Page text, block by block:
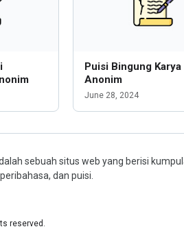
Puisi Bingung Karya
Anonim
June 28, 2024
sebuah situs web yang berisi
dan puisi.
reserved.